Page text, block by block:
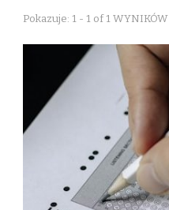
Pokazuje: 1 - 1 of 1 WYNIKÓW